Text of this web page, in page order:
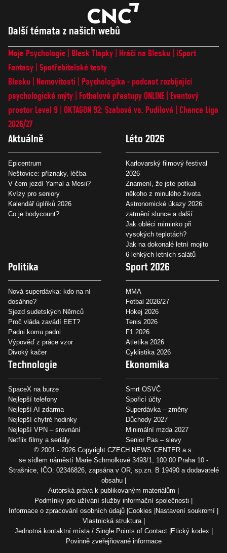
Další témata z našich webů
Moje Psychologie Blesk Tlapky Hráči na Blesku
iSport
Fantasy Spotřebitelské testy
Blesku
Nemovitosti
Psychologika - podcast rozbíjející
psychologické mýty
Fotbalové přestupy ONLINE
Eventový
prostor Level 9 OKTAGON 92: Szabová vs. Pudilová
Chance Liga
2026/27
Aktuálně
Epicentrum
Neštovice: příznaky, léčba
V čem jezdí Yamal a Mesii?
Kvízy pro seniory
Kalendář úplňků 2026
Co je bodycount?
Léto 2026
Karlovarský filmový festival
2026
Znamení, že jste potkali
někoho z minulého života
Astronomické úkazy 2026:
zatmění slunce a další
Jak obléci miminko při
vysokých teplotách?
Jak na dokonalé letní mojito
6 lehkých letních salátů
Politika
Nová superdávka: kdo na ní
dosáhne?
Sjezd sudetských Němců
Proč vláda zavádí EET?
Padni komu padni
Výpověď z práce vzor
Divoký kačer
Sport 2026
MMA
Fotbal 2026/27
Hokej 2026
Tenis 2026
F1 2026
Atletika 2026
Cyklistika 2026
Technologie
SpaceX na burze
Nejlepší telefony
Nejlepší AI zdarma
Nejlepší chytré hodinky
Nejlepší VPN – srovnání
Netflix filmy a seriály
Ekonomika
Smrt OSVČ
Spořicí účty
Superdávka – změny
Důchody 2027
Minimální mzda 2027
Senior Pas – slevy
© 2001 - 2026 Copyright CZECH NEWS CENTER a.s.
se sídlem náměstí Marie Schmolkové 3493/1, 100 00 Praha 10 -
Strašnice, IČO: 02346826, zapsána v OR, sp.zn. B 19490 a dodavatelé
obsahu
Autorská práva k publikovaným materiálům
Podmínky pro užívání služby informační společnosti
Informace o zpracování osobních údajů Cookies
Nastavení soukromí
Vlastnická struktura
Jednotná kontaktní místa / Single Points of Contact
Etický kodex
Povinně zveřejňované informace